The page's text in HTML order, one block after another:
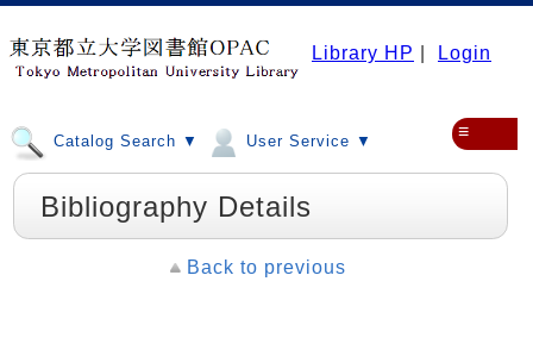
Library HP Login
Catalog Search ▼ User Service ▼ ≡
Bibliography Details
Back to previous